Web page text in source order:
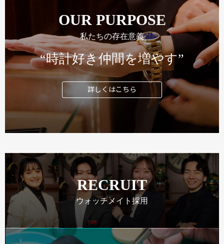
OUR PURPOSE
私たちの存在意義
“時計好き仲間を増やす”
詳しくはこちら
RECRUIT
ウォッチメイト採用